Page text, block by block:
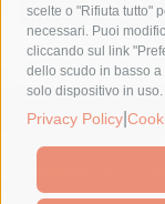
scelte o "Rifiuta tutto"
necessari. Puoi
cliccando sul link
dello scudo in basso
solo dispositivo in uso.
Privacy Policy
turismo
Vico
© 2015
Il giornale online